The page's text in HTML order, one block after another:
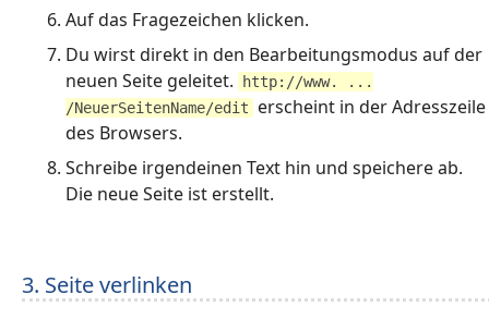
Auf das Fragezeichen klicken.
Du wirst direkt in den Bearbeitungsmodus auf der
neuen Seite geleitet.
http://www. ...
/NeuerSeitenName/edit
erscheint in der Adresszeile
des Browsers.
Schreibe irgendeinen Text hin und speichere ab.
Die neue Seite ist erstellt.
3. Seite verlinken